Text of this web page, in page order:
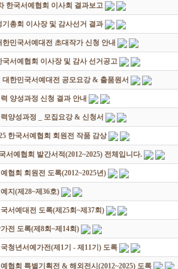
한국서예협회 이사회 결과보고
기총회 이사장 및 감사선거 결과
한민국서예대전 초대작가 신청 안내
국서예협회 이사장 및 감사 선거공고
대한민국서예대전 공모요강 & 출품원서
양성과정 신청 결과 안내
양성과정 _ 모집요강 & 신청서
한국서예협회 회원전 작품 감상
서예협회 발간서적(2012~2025) 전체입니다.
협회 회원전 도록(2012~2025년)
지(제28~제36호)
서예대전 도록(제25회~제37회)
전 도록(제8회~제14회)
청년서예가전(제1기 - 제11기) 도록
협회 특별기획전 & 해외전시(2012~2025) 도록